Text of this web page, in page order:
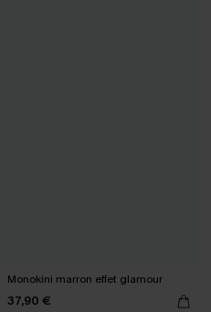
Monokini marron effet glamour
37,90 €